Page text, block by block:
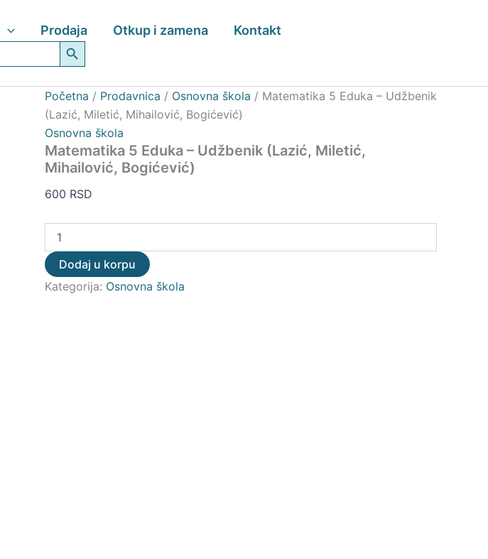
Prodaja Otkup i zamena Kontakt
Search Button
Početna / Prodavnica / Osnovna škola / Matematika 5 Eduka – Udžbenik
(Lazić, Miletić, Mihailović, Bogićević)
Osnovna škola
Matematika 5 Eduka – Udžbenik (Lazić, Miletić,
Mihailović, Bogićević)
600 RSD
Eduka
Udžbenik
Miletić,
Mihailović,
Bogićević)
količina
Dodaj u korpu
Kategorija: Osnovna škola